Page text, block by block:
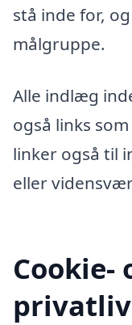
stå inde for,
målgruppe.
Alle indlæg
også links
linker også til
eller
Cookie-